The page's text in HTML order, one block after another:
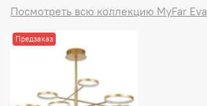
Посмотреть всю коллекцию MyFar Eva
Предзаказ